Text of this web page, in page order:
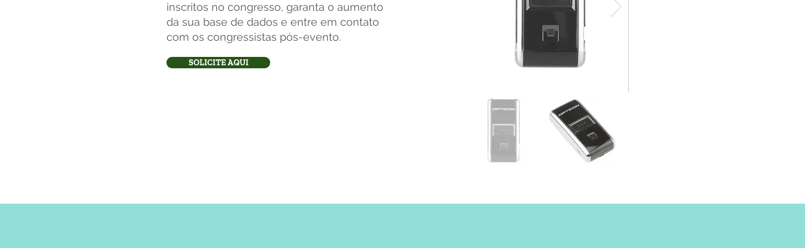
inscritos no congresso, garanta o aumento
da sua base de dados e entre em contato
com os congressistas pós-evento.
SOLICITE AQUI